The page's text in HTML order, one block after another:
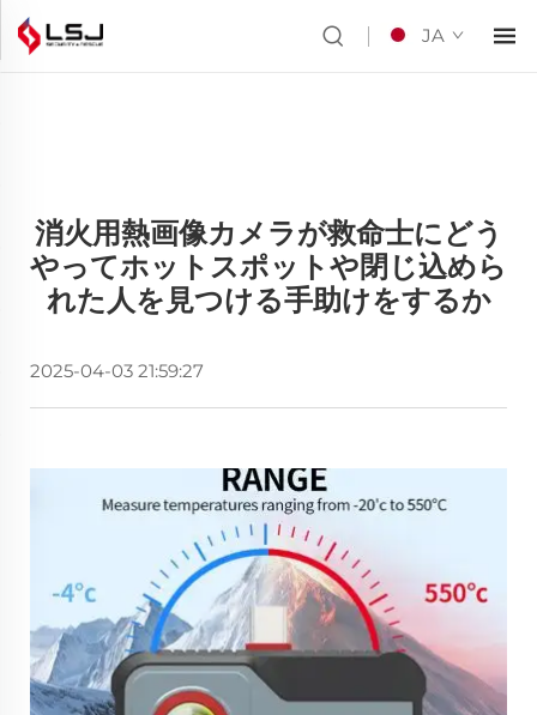
JA
消火用熱画像カメラが救命士にどう
やってホットスポットや閉じ込めら
れた人を見つける手助けをするか
2025-04-03 21:59:27